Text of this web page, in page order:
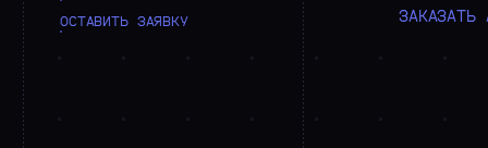
ОСТАВИТЬ ЗАЯВКУ ЗАКАЗАТЬ